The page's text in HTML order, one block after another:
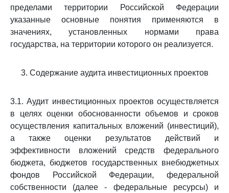
пределами территории Российской Федерации
указанные основные понятия применяются в
значениях, установленных нормами права
государства, на территории которого он реализуется.
3. Содержание аудита инвестиционных проектов
3.1. Аудит инвестиционных проектов осуществляется
в целях оценки обоснованности объемов и сроков
осуществления капитальных вложений (инвестиций),
а также оценки результатов действий и
эффективности вложений средств федерального
бюджета, бюджетов государственных внебюджетных
фондов Российской Федерации, федеральной
собственности (далее - федеральные ресурсы) и